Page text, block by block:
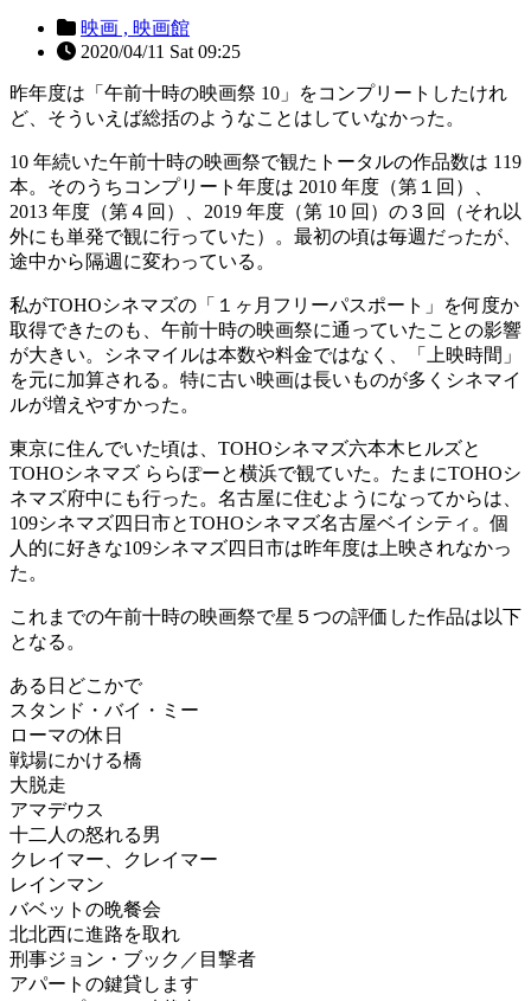
映画 , 映画館
2020/04/11 Sat 09:25
昨年度は「午前十時の映画祭 10」をコンプリートしたけれ
ど、そういえば総括のようなことはしていなかった。
10 年続いた午前十時の映画祭で観たトータルの作品数は 119
本。そのうちコンプリート年度は 2010 年度（第１回）、
2013 年度（第４回）、2019 年度（第 10 回）の３回（それ以
外にも単発で観に行っていた）。最初の頃は毎週だったが、
途中から隔週に変わっている。
私がTOHOシネマズの「１ヶ月フリーパスポート」を何度か
取得できたのも、午前十時の映画祭に通っていたことの影響
が大きい。シネマイルは本数や料金ではなく、「上映時間」
を元に加算される。特に古い映画は長いものが多くシネマイ
ルが増えやすかった。
東京に住んでいた頃は、TOHOシネマズ六本木ヒルズと
TOHOシネマズ ららぽーと横浜で観ていた。たまにTOHOシ
ネマズ府中にも行った。名古屋に住むようになってからは、
109シネマズ四日市とTOHOシネマズ名古屋ベイシティ。個
人的に好きな109シネマズ四日市は昨年度は上映されなかっ
た。
これまでの午前十時の映画祭で星５つの評価した作品は以下
となる。
ある日どこかで
スタンド・バイ・ミー
ローマの休日
戦場にかける橋
大脱走
アマデウス
十二人の怒れる男
クレイマー、クレイマー
レインマン
バベットの晩餐会
北北西に進路を取れ
刑事ジョン・ブック／目撃者
アパートの鍵貸します